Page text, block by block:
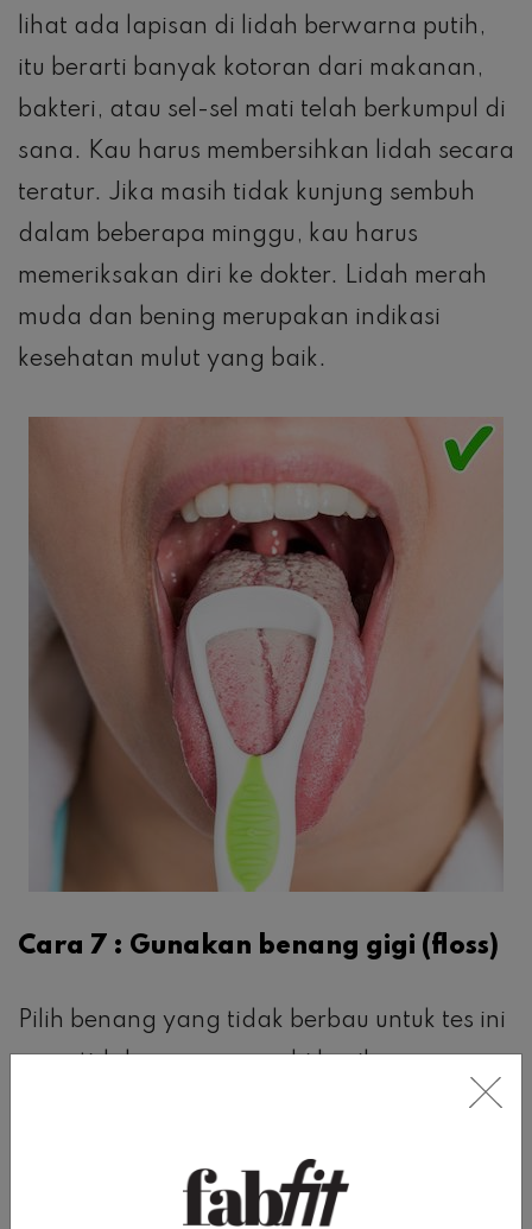
lihat ada lapisan di lidah berwarna putih,
itu berarti banyak kotoran dari makanan,
bakteri, atau sel-sel mati telah berkumpul di
sana. Kau harus membersihkan lidah secara
teratur. Jika masih tidak kunjung sembuh
dalam beberapa minggu, kau harus
memeriksakan diri ke dokter. Lidah merah
muda dan bening merupakan indikasi
kesehatan mulut yang baik.
Cara 7 : Gunakan benang gigi (floss)
Pilih benang yang tidak berbau untuk tes ini
Membersihkan benang di antara gigimu,
mengungkapkan bau mulut. Bau mulut juga